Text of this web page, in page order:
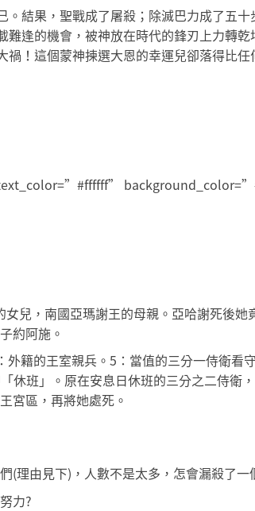
結果，聖戰成了屠殺；除滅巴力成了五
逢的機會，被神放在時代的鋒刃上力轉
！這個蒙神揀選大恩的幸運兒卻落得比任
兒，南國亞瑪謝王的母親。亞哈謝死後她
約阿施。
籍的王室親兵。5：當值的三分一侍衛看
休班」。原在安息日休班的三分之二侍衛
宮區，再將她處死。
(理由見下)，人數不是太多，怎會漏殺了
力?